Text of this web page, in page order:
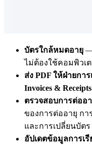
บัตรใกล้หมดอายุ —
ไม่ต้องใช้คอมพิวเ
ส่ง PDF ให้ฝ่ายการ
Invoices & Receipts
ตรวจสอบการต่ออ
ของการต่ออายุ กา
และการเปลี่ยนบัตร
อัปเดตข้อมูลการเรี